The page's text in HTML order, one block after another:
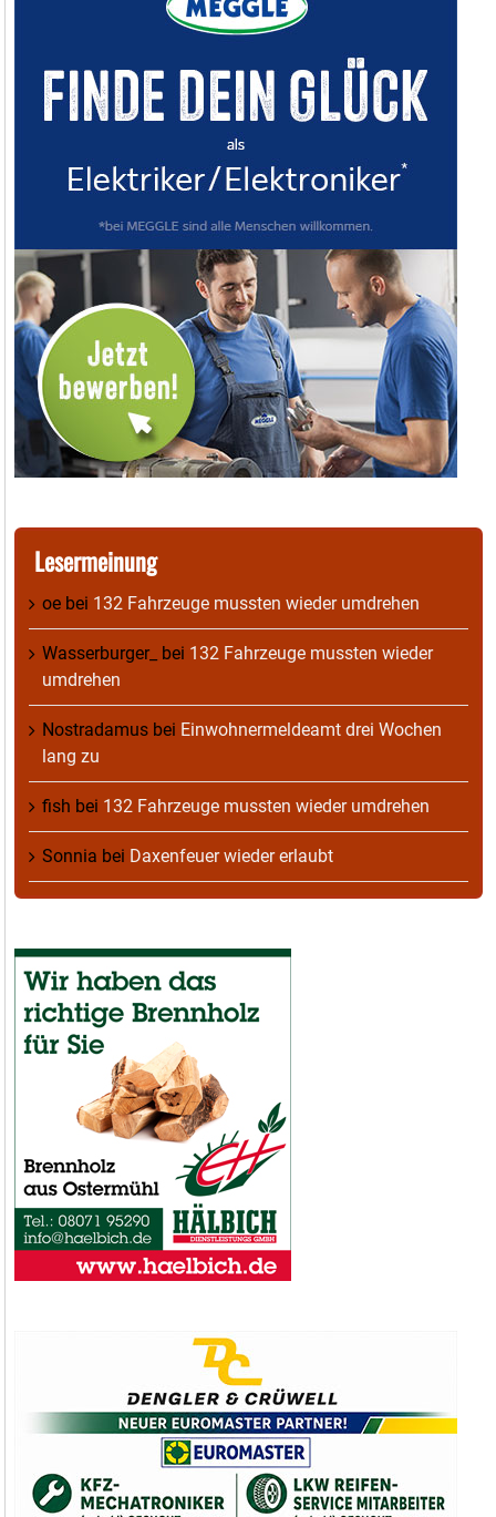
Lesermeinung
oe bei 132 Fahrzeuge mussten wieder umdrehen
Wasserburger_ bei 132 Fahrzeuge mussten wieder
umdrehen
Nostradamus bei Einwohnermeldeamt drei Wochen
lang zu
fish bei 132 Fahrzeuge mussten wieder umdrehen
Sonnia bei Daxenfeuer wieder erlaubt